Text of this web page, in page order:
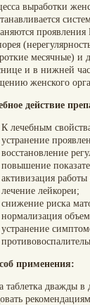
выработки
месячные) и
и в нижней
женского
действие
К лечебным
устранение
восстановление
повышение
активизация
лечение лейкореи;
снижение риска
нормализация
устранение
применения:
таблетка дважды в